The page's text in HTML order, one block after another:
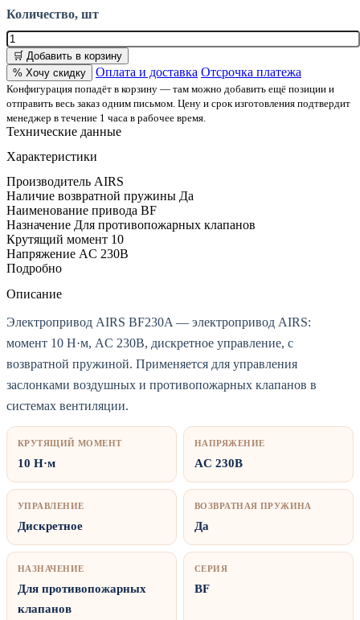
Количество, шт
🛒 Добавить в корзину
% Хочу скидку
Оплата и доставка Отсрочка платежа
Конфигурация попадёт в корзину — там можно добавить ещё позиции и
отправить весь заказ одним письмом. Цену и срок изготовления подтвердит
менеджер в течение 1 часа в рабочее время.
Технические данные
Характеристики
Производитель AIRS
Наличие возвратной пружины Да
Наименование привода BF
Назначение Для противопожарных клапанов
Крутящий момент 10
Напряжение AC 230В
Подробно
Описание
Электропривод AIRS BF230A — электропривод AIRS:
момент 10 Н·м, AC 230В, дискретное управление, с
возвратной пружиной. Применяется для управления
заслонками воздушных и противопожарных клапанов в
системах вентиляции.
КРУТЯЩИЙ МОМЕНТ
10 Н·м
НАПРЯЖЕНИЕ
AC 230В
УПРАВЛЕНИЕ
Дискретное
ВОЗВРАТНАЯ ПРУЖИНА
Да
НАЗНАЧЕНИЕ
Для противопожарных
клапанов
СЕРИЯ
BF